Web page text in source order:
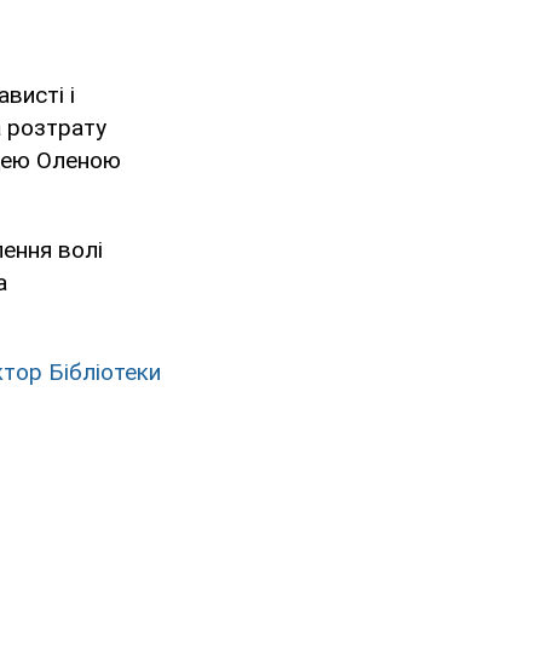
і
розтрату
Оленою
волі
Бібліотеки